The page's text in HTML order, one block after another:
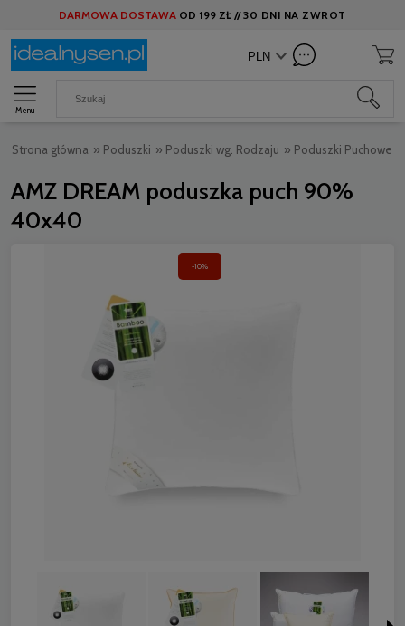
DARMOWA DOSTAWA OD 199 ZŁ //30 DNI NA ZWROT
Menu
Strona główna » Poduszki » Poduszki wg. Rodzaju » Poduszki Puchowe
AMZ DREAM poduszka puch 90%
40x40
-10%